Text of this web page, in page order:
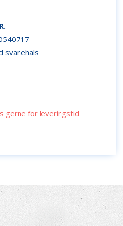
svanehals
gerne for leveringstid